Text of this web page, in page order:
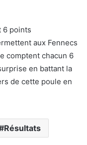
6 points
aux Fennecs
comptent chacun 6
en battant la
de cette poule en
Résultats